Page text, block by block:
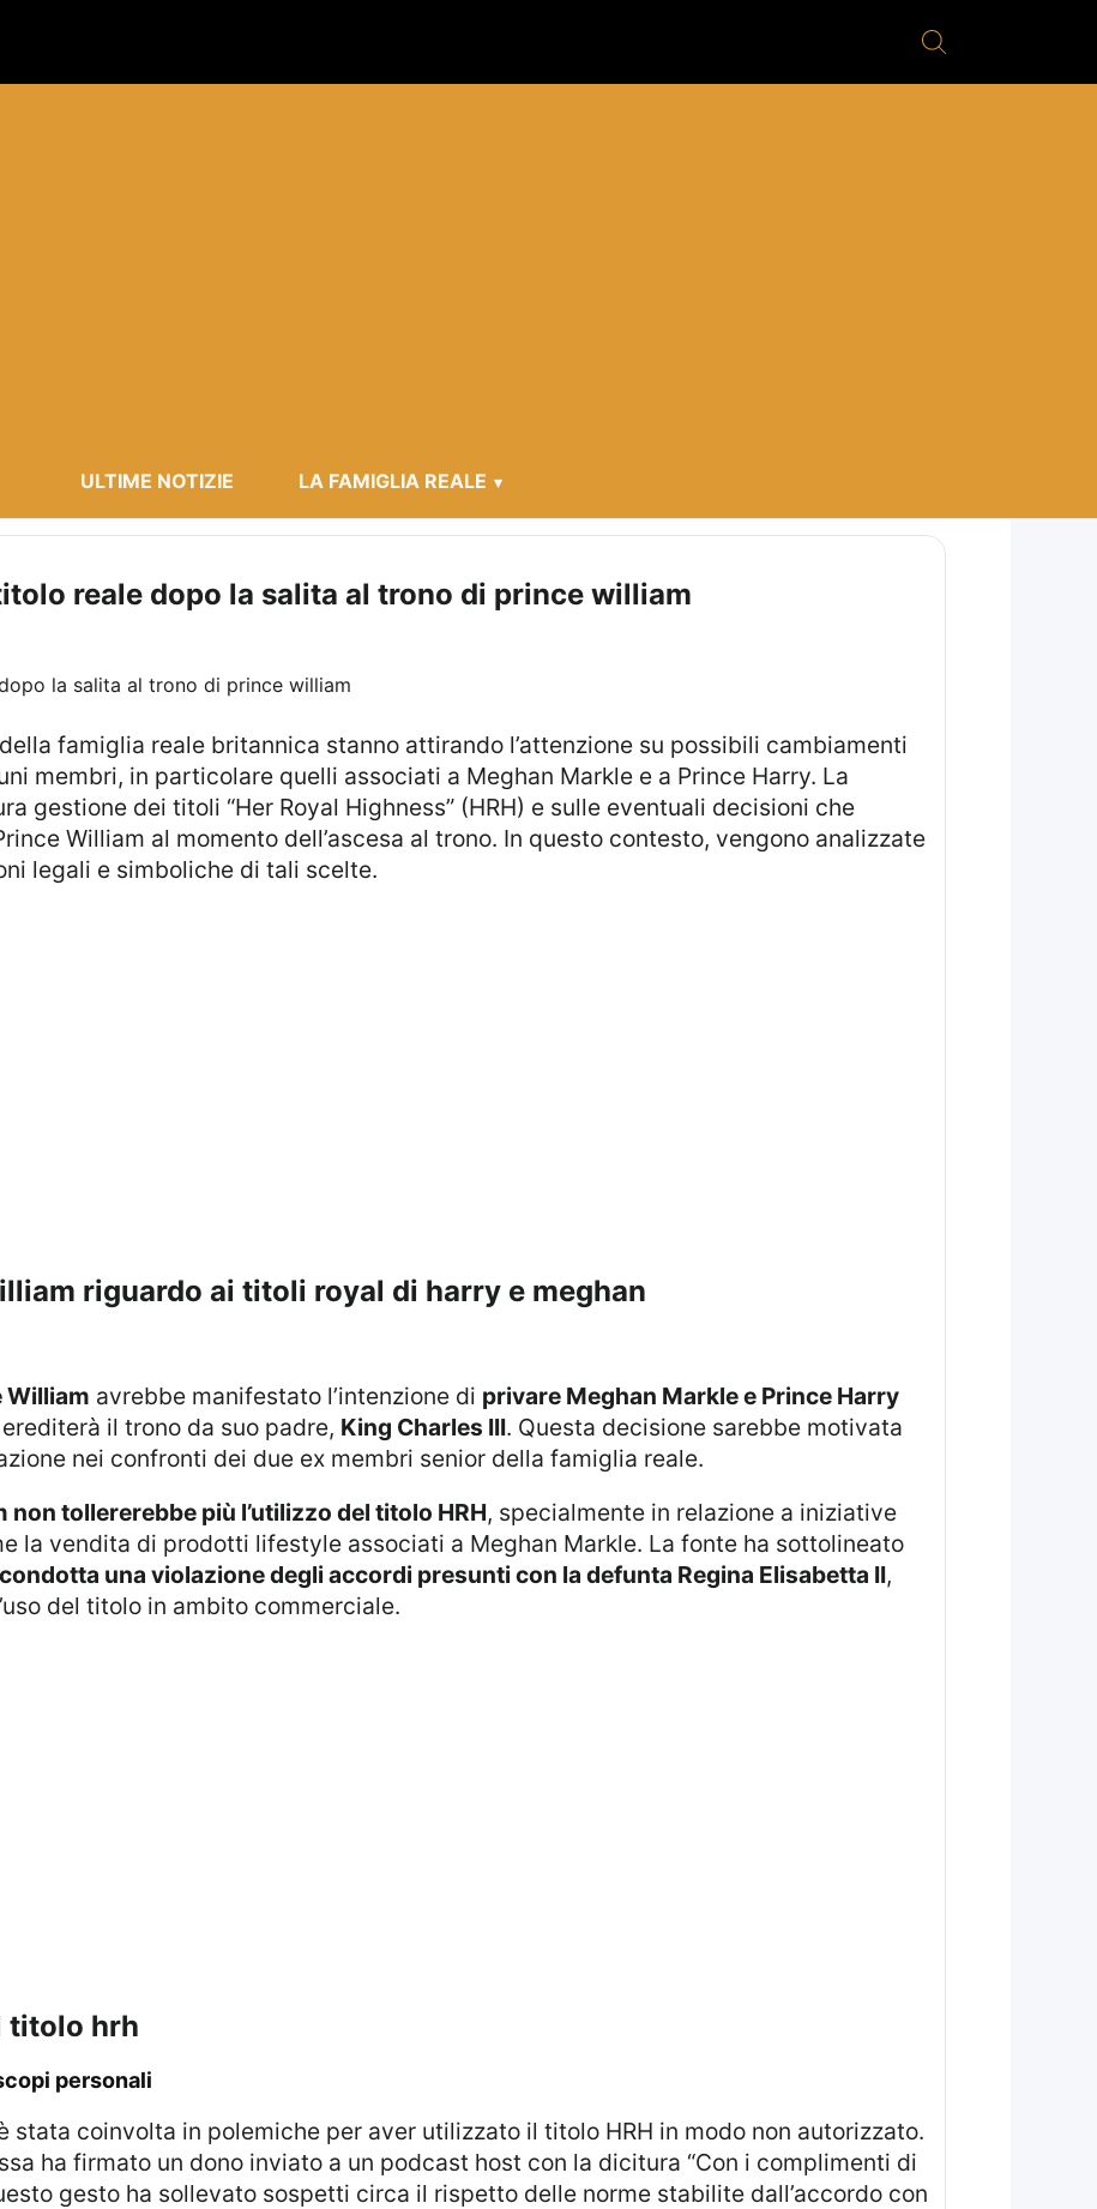
ULTIME NOTIZIE LA FAMIGLIA REALE
reale dopo la salita al trono di prince william
membri, in particolare quelli associati a Meghan Markle e a Prince Harry. La
gestione dei titoli “Her Royal Highness” (HRH) e sulle eventuali decisioni che
William al momento dell’ascesa al trono. In questo contesto, vengono analizzate
legali e simboliche di tali scelte.
riguardo ai titoli royal di harry e meghan
William avrebbe manifestato l’intenzione di privare Meghan Markle e Prince Harry
il trono da suo padre, King Charles III. Questa decisione sarebbe motivata
nei confronti dei due ex membri senior della famiglia reale.
non tollererebbe più l’utilizzo del titolo HRH, specialmente in relazione a iniziative
la vendita di prodotti lifestyle associati a Meghan Markle. La fonte ha sottolineato
una violazione degli accordi presunti con la defunta Regina Elisabetta II,
del titolo in ambito commerciale.
titolo hrh
personali
ha firmato un dono inviato a un podcast host con la dicitura “Con i complimenti di
gesto ha sollevato sospetti circa il rispetto delle norme stabilite dall’accordo con